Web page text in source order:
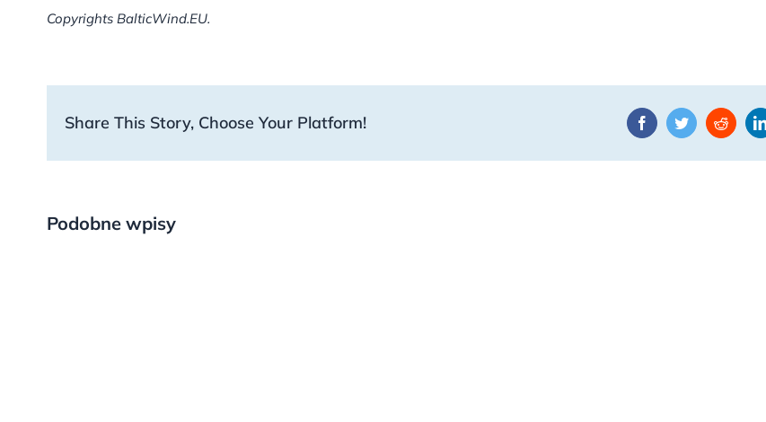
Copyrights BalticWind.EU.
Share This Story, Choose Your Platform! FacebookTwitterReddit
Podobne wpisy